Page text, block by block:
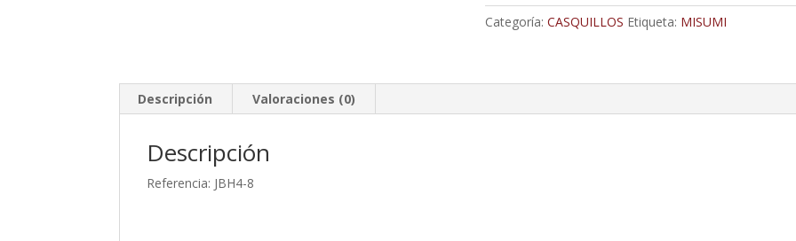
Mm
Longitud
Categoría:CASQUILLOS Etiqueta: MISUMI
Descripción Valoraciones (0)
Descripción
Referencia: JBH4-8